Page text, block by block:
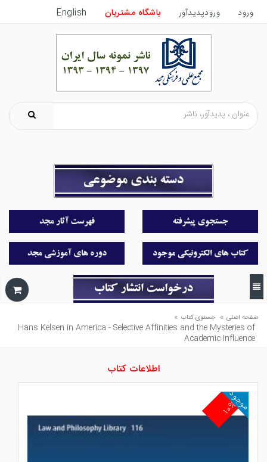
ورود ورودپدیدآور باشگاه مشتریان English
صفحه اصلی » جستوی کتاب »
Hans Kelsen in America - Selective Affinities and the Mysteries of
Academic Influence
اطلاعات کتاب
۱۰%
موجود